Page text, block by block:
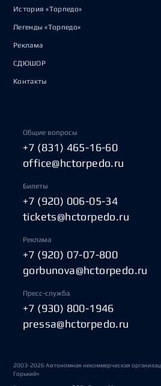
История «Торпедо»
Легенды «Торпедо»
Реклама
СДЮШОР
Контакты
Общие вопросы
+7 (831) 465-16-60
office@hctorpedo.ru
Билеты
+7 (920) 006-05-34
tickets@hctorpedo.ru
Реклама
+7 (920) 07-07-800
gorbunova@hctorpedo.ru
Пресс-служба
+7 (930) 800-1946
pressa@hctorpedo.ru
2003-2026 Автономная некоммерческая
Горький»